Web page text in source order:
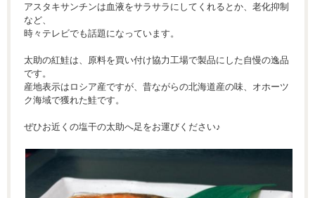
アスタキサンチンは血液をサラサラにしてくれるとか、老化抑制
など、
時々テレビでも話題になっています。
太助の紅鮭は、原料を買い付け協力工場で製品にした自慢の逸品
です。
産地表示はロシア産ですが、昔ながらの北海道産の味、オホーツ
ク海域で獲れた鮭です。
ぜひお近くの塩干の太助へ足をお運びください♪